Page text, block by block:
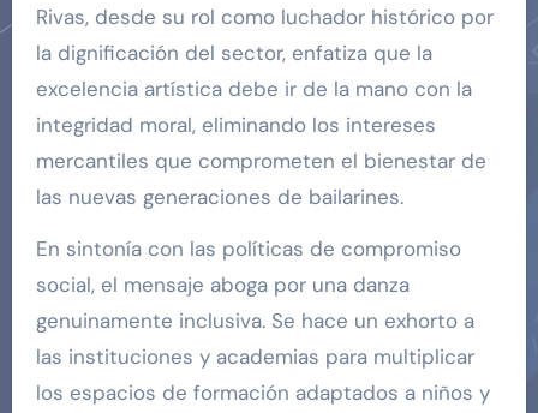
Rivas, desde su rol como luchador histórico por
la dignificación del sector, enfatiza que la
excelencia artística debe ir de la mano con la
integridad moral, eliminando los intereses
mercantiles que comprometen el bienestar de
las nuevas generaciones de bailarines.
En sintonía con las políticas de compromiso
social, el mensaje aboga por una danza
genuinamente inclusiva. Se hace un exhorto a
las instituciones y academias para multiplicar
los espacios de formación adaptados a niños y